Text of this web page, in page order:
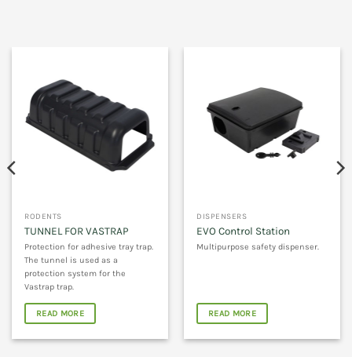
DISPENSERS
EVO Control Station
Multipurpose safety dispenser.
READ MORE
ARTHROPODS
PROGLUE
Glue trap for mice and crawling
READ MORE